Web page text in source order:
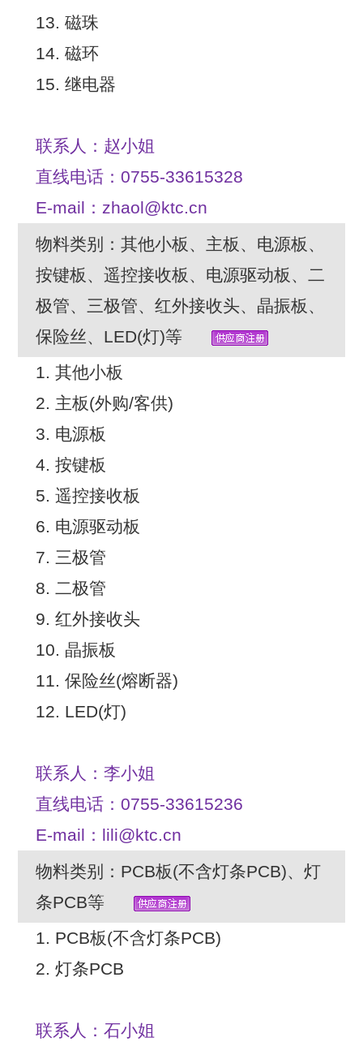
13. 磁珠
14. 磁环
15. 继电器
联系人：赵小姐
直线电话：0755-33615328
E-mail：zhaol@ktc.cn
物料类别：其他小板、主板、电源板、
按键板、遥控接收板、电源驱动板、二
极管、三极管、红外接收头、晶振板、
保险丝、LED(灯)等
1. 其他小板
2. 主板(外购/客供)
3. 电源板
4. 按键板
5. 遥控接收板
6. 电源驱动板
7. 三极管
8. 二极管
9. 红外接收头
10. 晶振板
11. 保险丝(熔断器)
12. LED(灯)
联系人：李小姐
直线电话：0755-33615236
E-mail：lili@ktc.cn
物料类别：PCB板(不含灯条PCB)、灯
条PCB等
1. PCB板(不含灯条PCB)
2. 灯条PCB
联系人：石小姐